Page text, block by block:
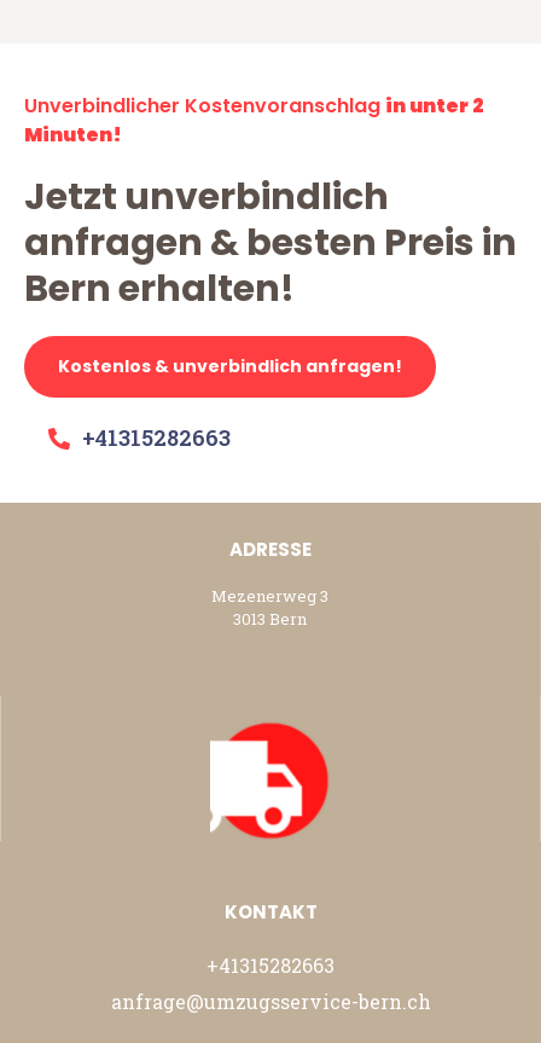
Unverbindlicher Kostenvoranschlag in unter 2
Minuten!
Jetzt unverbindlich
anfragen & besten Preis in
Bern erhalten!
Kostenlos & unverbindlich anfragen!
+41315282663
ADRESSE
Mezenerweg 3
3013 Bern
KONTAKT
+41315282663
anfrage@umzugsservice-bern.ch